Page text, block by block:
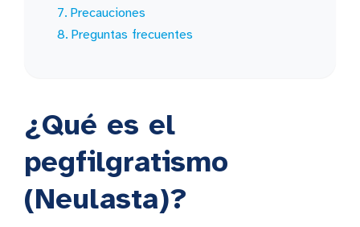
Precauciones
Preguntas frecuentes
¿Qué es el
pegfilgratismo
(Neulasta)?